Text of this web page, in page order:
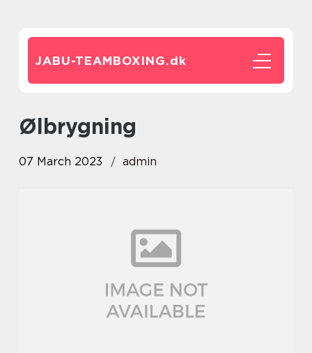
JABU-TEAMBOXING.dk
ølbrygning
07 March 2023 admin